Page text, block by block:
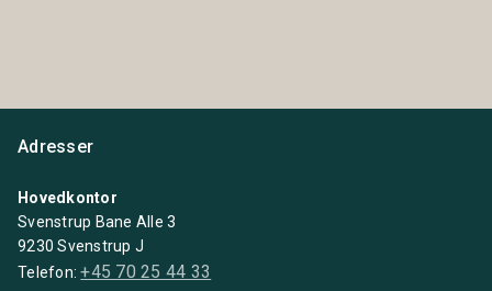
Adresser
Hovedkontor
Svenstrup Bane Alle 3
9230 Svenstrup J
Telefon:+45 70 25 44 33